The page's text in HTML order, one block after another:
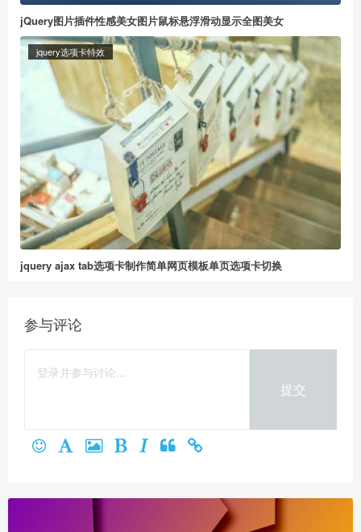
给董冬打赏
元 5 元 10元
20元 50元 自定义
微信支付
jQuery图片插件性感美女图片鼠标悬浮滑动显示全图美女
jquery选项卡特效
jquery ajax tab选项卡制作简单网页模板单页选项卡切换
参与评论
提交